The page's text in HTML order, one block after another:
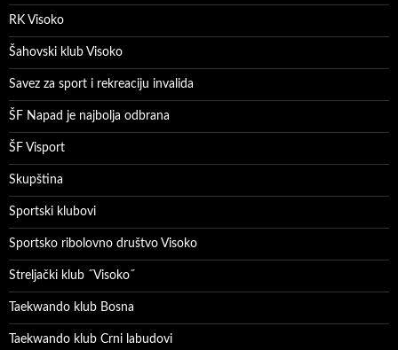
RK Visoko
Šahovski klub Visoko
Savez za sport i rekreaciju invalida
ŠF Napad je najbolja odbrana
ŠF Visport
Skupština
Sportski klubovi
Sportsko ribolovno društvo Visoko
Streljački klub ˝Visoko˝
Taekwando klub Bosna
Taekwando klub Crni labudovi